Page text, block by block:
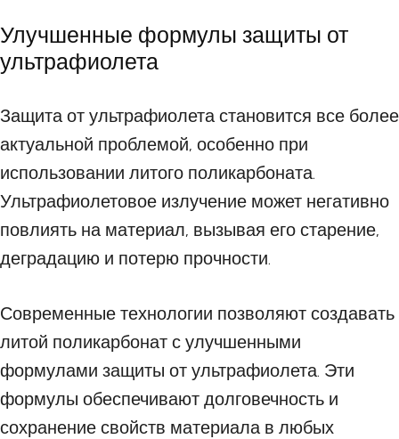
Улучшенные формулы защиты от
ультрафиолета
Защита от ультрафиолета становится все более
актуальной проблемой, особенно при
использовании литого поликарбоната.
Ультрафиолетовое излучение может негативно
повлиять на материал, вызывая его старение,
деградацию и потерю прочности.
Современные технологии позволяют создавать
литой поликарбонат с улучшенными
формулами защиты от ультрафиолета. Эти
формулы обеспечивают долговечность и
сохранение свойств материала в любых